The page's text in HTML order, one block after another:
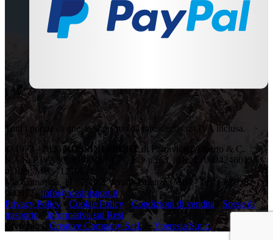
Tutti i prezzi su questo sito sono da intendersi con IVA inclusa.
© 1978 - 2026ROSSINI SPORT di Parravicini Alberto & C.
S.A.S. P.IVA: 00899350961 - C.F. e n.iscr. al R. I.: 08242460155 -
n. Rea: MB – 1210641
Via Comasina, 11 - 20843 Verano Brianza (MB) - Tel: +39 0362
900912 - info@rossinisport.it
Privacy Policy -Cookie Policy -Condizioni di vendita
Spese di
trasporto - Informativa sui Resi
Credits by: Creative Company S.r.l. &Yperesia S.n.c.